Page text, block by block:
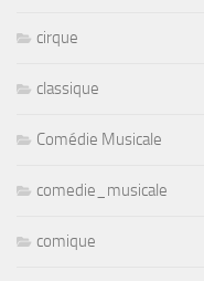
cirque
classique
Comédie Musicale
comedie_musicale
comique